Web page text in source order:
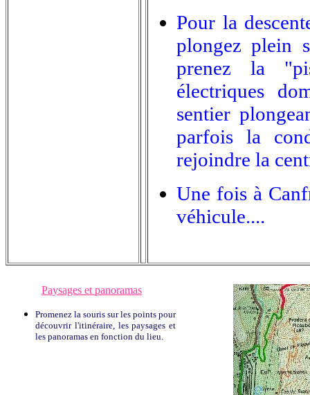
Pour la
plongez plein
prenez la
électriques
sentier
parfois la
rejoindre la
Une fois à
véhicule....
Paysages et panoramas
Promenez la souris sur les points pour
découvrir l'itinéraire, les paysages et
les panoramas en fonction du lieu.